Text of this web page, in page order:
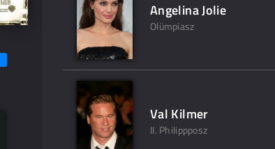
Angelina Jolie
Olümpiasz
Val Kilmer
II. Philippposz